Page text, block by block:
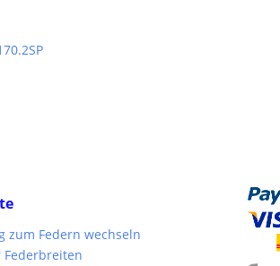
zum Federn wechseln
Federbreiten